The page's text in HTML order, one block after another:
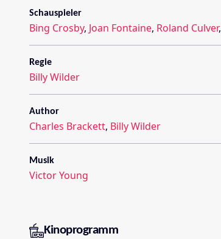
Schauspieler
Bing Crosby, Joan Fontaine, Roland Culver,
Regie
Billy Wilder
Author
Charles Brackett, Billy Wilder
Musik
Victor Young
Kinoprogramm